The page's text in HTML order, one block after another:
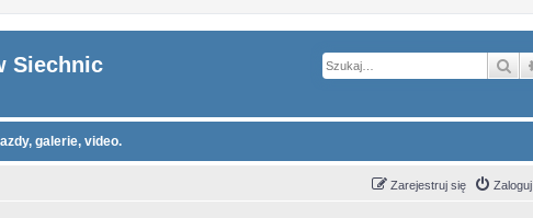
Siechnic
galerie, video.
Zarejestruj się